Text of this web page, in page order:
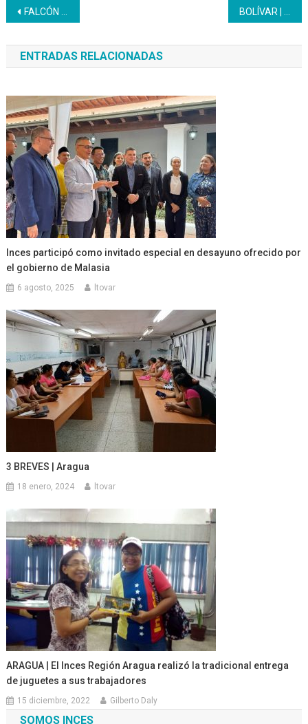
Navegación
de
entradas
FALCÓN | Estudiantes del Liceo Inces Falcón conocieron sobre El Esequibo
ENTRADAS RELACIONADAS
Inces participó como invitado especial en desayuno ofrecido por
el gobierno de Malasia
6 agosto, 2025 ltovar
3 BREVES | Aragua
18 enero, 2024 ltovar
ARAGUA | El Inces Región Aragua realizó la tradicional entrega
de juguetes a sus trabajadores
15 diciembre, 2022 Gilberto Daly
SOMOS INCES